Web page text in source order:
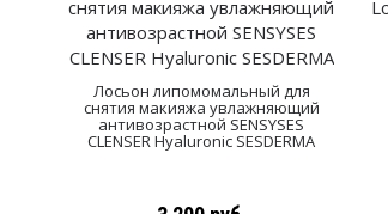
Лосьон липомомальный для
снятия макияжа увлажняющий
антивозрастной SENSYSES
CLENSER Hyaluronic SESDERMA